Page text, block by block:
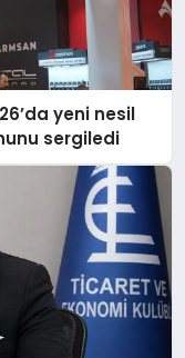
yeni nesil
sergiledi